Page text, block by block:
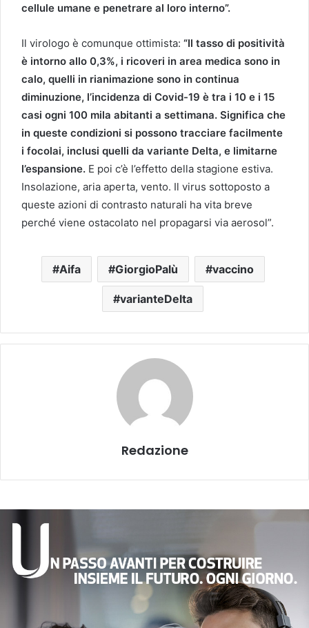
cellule umane e penetrare al loro interno”.
Il virologo è comunque ottimista: “Il tasso di positività
è intorno allo 0,3%, i ricoveri in area medica sono in
calo, quelli in rianimazione sono in continua
diminuzione, l’incidenza di Covid-19 è tra i 10 e i 15
casi ogni 100 mila abitanti a settimana. Significa che
in queste condizioni si possono tracciare facilmente
i focolai, inclusi quelli da variante Delta, e limitarne
l’espansione. E poi c’è l’effetto della stagione estiva.
Insolazione, aria aperta, vento. Il virus sottoposto a
queste azioni di contrasto naturali ha vita breve
perché viene ostacolato nel propagarsi via aerosol”.
Aifa GiorgioPalù vaccino
varianteDelta
Redazione